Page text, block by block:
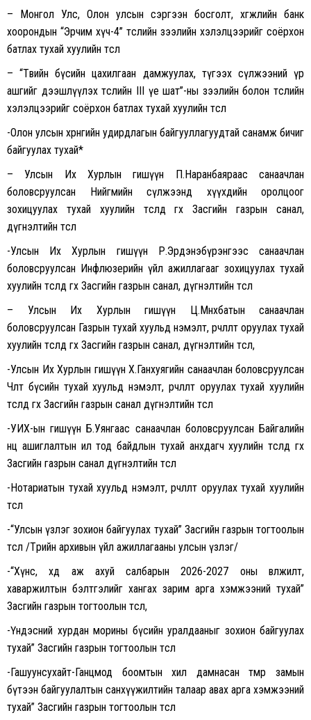
– Монгол Улс, Олон улсын сэргээн босголт, хөгжлийн банк
хоорондын “Эрчим хүч-4” төслийн зээлийн хэлэлцээрийг соёрхон
батлах тухай хуулийн төсөл
– “Төвийн бүсийн цахилгаан дамжуулах, түгээх сүлжээний үр
ашгийг дээшлүүлэх төслийн III үе шат”-ны зээлийн болон төслийн
хэлэлцээрийг соёрхон батлах тухай хуулийн төсөл
-Олон улсын хөрөнгийн удирдлагын байгууллагуудтай санамж бичиг
байгуулах тухай*
– Улсын Их Хурлын гишүүн П.Наранбаяраас санаачлан
боловсруулсан Нийгмийн сүлжээнд хүүхдийн оролцоог
зохицуулах тухай хуулийн төсөлд өгөх Засгийн газрын санал,
дүгнэлтийн төсөл
-Улсын Их Хурлын гишүүн Р.Эрдэнэбүрэнгээс санаачлан
боловсруулсан Инфлюзерийн үйл ажиллагааг зохицуулах тухай
хуулийн төсөлд өгөх Засгийн газрын санал, дүгнэлтийн төсөл
– Улсын Их Хурлын гишүүн Ц.Мөнхбатын санаачлан
боловсруулсан Газрын тухай хуульд нэмэлт, өөрчлөлт оруулах тухай
хуулийн төсөлд өгөх Засгийн газрын санал, дүгнэлтийн төсөл,
-Улсын Их Хурлын гишүүн Х.Ганхуягийн санаачлан боловсруулсан
Чөлөөт бүсийн тухай хуульд нэмэлт, өөрчлөлт оруулах тухай хуулийн
төсөлд өгөх Засгийн газрын санал дүгнэлтийн төсөл
-УИХ-ын гишүүн Б.Уянгаас санаачлан боловсруулсан Байгалийн
нөөц ашиглалтын ил тод байдлын тухай анхдагч хуулийн төсөлд өгөх
Засгийн газрын санал дүгнэлтийн төсөл
-Нотариатын тухай хуульд нэмэлт, өөрчлөлт оруулах тухай хуулийн
төсөл
-“Улсын үзлэг зохион байгуулах тухай” Засгийн газрын тогтоолын
төсөл /Төрийн архивын үйл ажиллагааны улсын үзлэг/
-“Хүнс, хөдөө аж ахуй салбарын 2026-2027 оны өвөлжилт,
хаваржилтын бэлтгэлийг хангах зарим арга хэмжээний тухай”
Засгийн газрын тогтоолын төсөл,
-Үндэсний хурдан морины бүсийн уралдааныг зохион байгуулах
тухай” Засгийн газрын тогтоолын төсөл
-Гашуунсухайт-Ганцмод боомтын хил дамнасан төмөр замын
бүтээн байгуулалтын санхүүжилтийн талаар авах арга хэмжээний
тухай” Засгийн газрын тогтоолын төсөл